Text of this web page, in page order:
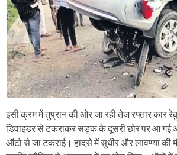
इसी क्रम में तुप्रान की ओर जा रही तेज रफ्तार कार
डिवाइडर से टकराकर सड़क के दूसरी छोर पर आ
ऑटो से जा टकराई। हादसे में सुधीर और लावण्या की